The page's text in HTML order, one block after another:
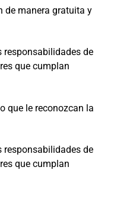
de manera gratuita y
responsabilidades de
que cumplan
que le reconozcan la
responsabilidades de
que cumplan